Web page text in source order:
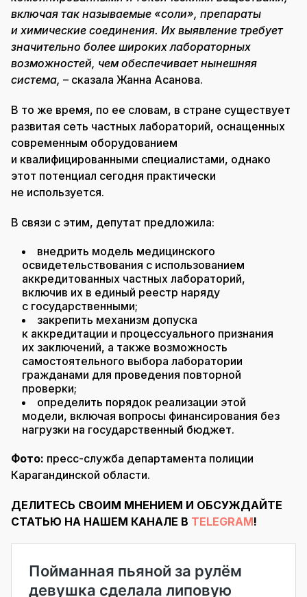
включая так называемые «соли», препараты
и химические соединения. Их выявление требует
значительно более широких лабораторных
возможностей, чем обеспечивает нынешняя
система, – сказала Жанна Асанова.
В то же время, по ее словам, в стране существует
развитая сеть частных лабораторий, оснащенных
современным оборудованием
и квалифицированными специалистами, однако
этот потенциал сегодня практически
не используется.
В связи с этим, депутат предложила:
внедрить модель медицинского
освидетельствования с использованием
аккредитованных частных лабораторий,
включив их в единый реестр наряду
с государственными;
закрепить механизм допуска
к аккредитации и процессуального признания
их заключений, а также возможность
самостоятельного выбора лаборатории
гражданами для проведения повторной
проверки;
определить порядок реализации этой
модели, включая вопросы финансирования без
нагрузки на государственный бюджет.
Фото: пресс-служба департамента полиции
Карагандинской области.
ДЕЛИТЕСЬ СВОИМ МНЕНИЕМ И ОБСУЖДАЙТЕ
СТАТЬЮ НА НАШЕМ КАНАЛЕ В TELEGRAM!